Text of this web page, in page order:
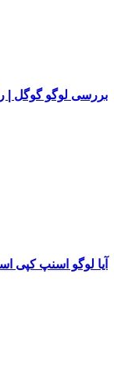
بررسی لوگو گوگل |
آیا لوگو اسنپ کپی